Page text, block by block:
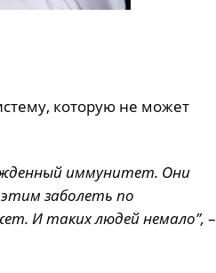
которую не может
иммунитет. Они
заболеть по
И таких людей немало”, –